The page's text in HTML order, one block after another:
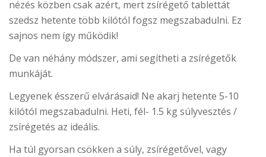
nézés közben csak azért, mert zsírégető tablettát
szedsz hetente több kilótól fogsz megszabadulni. Ez
sajnos nem így működik!
De van néhány módszer, ami segítheti a zsírégetők
munkáját.
Legyenek ésszerű elvárásaid! Ne akarj hetente 5-10
kilótól megszabadulni. Heti, fél- 1.5 kg súlyvesztés /
zsírégetés az ideális.
Ha túl gyorsan csökken a súly, zsírégetővel, vagy